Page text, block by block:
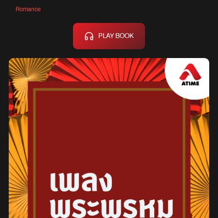
Romance
PLAY BOOK